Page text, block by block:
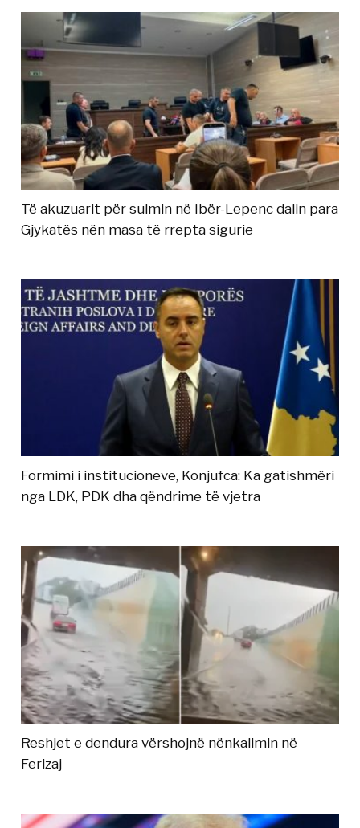
Të akuzuarit për sulmin në Ibër-Lepenc dalin para
Gjykatës nën masa të rrepta sigurie
Formimi i institucioneve, Konjufca: Ka gatishmëri
nga LDK, PDK dha qëndrime të vjetra
Reshjet e dendura vërshojnë nënkalimin në
Ferizaj